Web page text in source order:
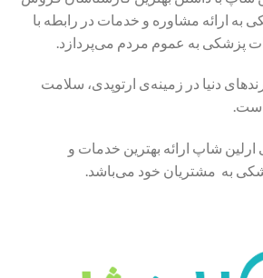
به ارائه مشاوره و خدمات در رابطه با
پزشکی به عموم مردم می‌پردازد.
دنیا در زمینه‌ی ارتوپدی، سلامت
است.
شاپ ارائه بهترین خدمات و
به مشتریان خود می‌باشد.